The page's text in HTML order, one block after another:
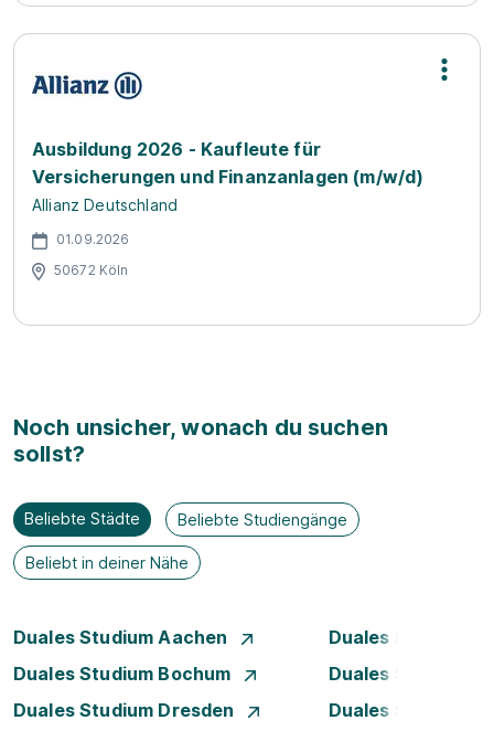
Ausbildung 2026 - Kaufleute für
Versicherungen und Finanzanlagen (m/w/d)
Allianz Deutschland
01.09.2026
50672 Köln
Noch unsicher, wonach du suchen
sollst?
Beliebte Städte Beliebte Studiengänge
Beliebt in deiner Nähe
Duales Studium Aachen
Duales Studium
Duales Studium Bochum
Duales Studium
Duales Studium Dresden
Duales Studium